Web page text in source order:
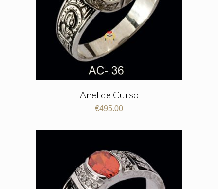
Anel de Curso
€495.00